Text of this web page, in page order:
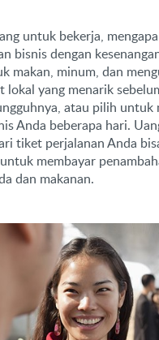
untuk bekerja,
bisnis dengan
makan, minum, dan
yang menarik
atau pilih untuk
Anda beberapa hari.
tiket perjalanan Anda
membayar
dan makanan.